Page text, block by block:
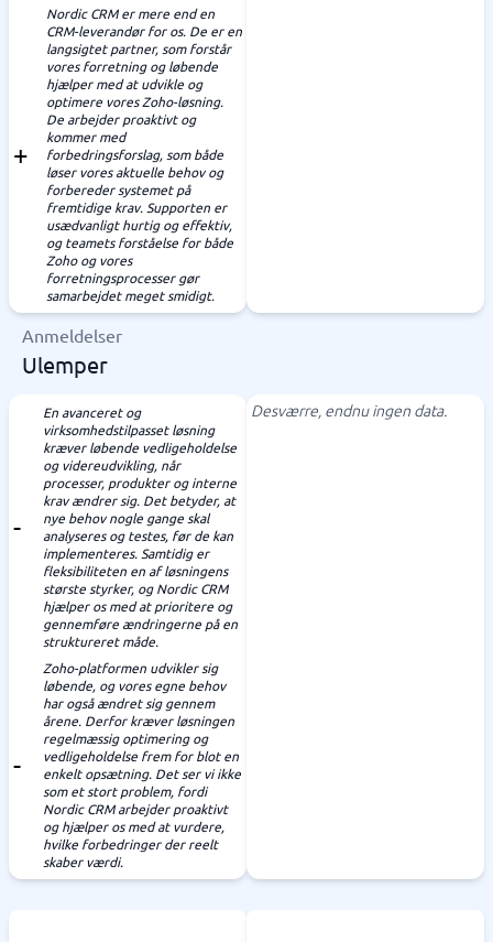
Nordic CRM er mere end en
CRM-leverandør for os. De er en
langsigtet partner, som forstår
vores forretning og løbende
hjælper med at udvikle og
optimere vores Zoho-løsning.
De arbejder proaktivt og
kommer med
forbedringsforslag, som både
løser vores aktuelle behov og
forbereder systemet på
fremtidige krav. Supporten er
usædvanligt hurtig og effektiv,
og teamets forståelse for både
Zoho og vores
forretningsprocesser gør
samarbejdet meget smidigt.
Anmeldelser
Ulemper
En avanceret og
virksomhedstilpasset løsning
kræver løbende vedligeholdelse
og videreudvikling, når
processer, produkter og interne
krav ændrer sig. Det betyder, at
nye behov nogle gange skal
analyseres og testes, før de kan
implementeres. Samtidig er
fleksibiliteten en af løsningens
største styrker, og Nordic CRM
hjælper os med at prioritere og
gennemføre ændringerne på en
struktureret måde.
Zoho-platformen udvikler sig
løbende, og vores egne behov
har også ændret sig gennem
årene. Derfor kræver løsningen
regelmæssig optimering og
vedligeholdelse frem for blot en
enkelt opsætning. Det ser vi ikke
som et stort problem, fordi
Nordic CRM arbejder proaktivt
og hjælper os med at vurdere,
hvilke forbedringer der reelt
skaber værdi.
Desværre, endnu ingen data.